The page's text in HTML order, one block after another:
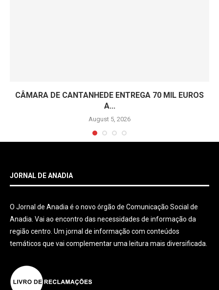
CÂMARA DE CANTANHEDE ENTREGA 70 MIL EUROS
A...
August 5, 2026
JORNAL DE ANADIA
O Jornal de Anadia é o novo órgão de Comunicação Social de
Anadia. Vai ao encontro das necessidades de informação da
região centro. Um jornal de informação com conteúdos
temáticos que vai complementar uma leitura mais diversificada.